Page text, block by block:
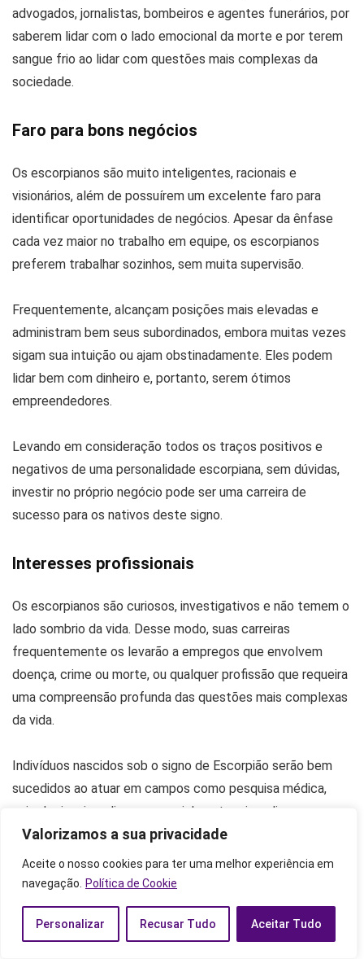
Valorizamos a sua privacidade
Aceite o nosso cookies para ter uma melhor experiência em
navegação.
Política de Cookie
Personalizar Recusar Tudo Aceitar Tudo
advogados, jornalistas, bombeiros e agentes funerários, por
saberem lidar com o lado emocional da morte e por terem
sangue frio ao lidar com questões mais complexas da
sociedade.
Faro para bons negócios
Os escorpianos são muito inteligentes, racionais e
visionários, além de possuírem um excelente faro para
identificar oportunidades de negócios. Apesar da ênfase
cada vez maior no trabalho em equipe, os escorpianos
preferem trabalhar sozinhos, sem muita supervisão.
Frequentemente, alcançam posições mais elevadas e
administram bem seus subordinados, embora muitas vezes
sigam sua intuição ou ajam obstinadamente. Eles podem
lidar bem com dinheiro e, portanto, serem ótimos
empreendedores.
Levando em consideração todos os traços positivos e
negativos de uma personalidade escorpiana, sem dúvidas,
investir no próprio negócio pode ser uma carreira de
sucesso para os nativos deste signo.
Interesses profissionais
Os escorpianos são curiosos, investigativos e não temem o
lado sombrio da vida. Desse modo, suas carreiras
frequentemente os levarão a empregos que envolvem
doença, crime ou morte, ou qualquer profissão que requeira
uma compreensão profunda das questões mais complexas
da vida.
Indivíduos nascidos sob o signo de Escorpião serão bem
sucedidos ao atuar em campos como pesquisa médica,
psicologia e jornalismo, especialmente o jornalismo
investigativo. Eles também podem ter uma carreira
brilhante nas áreas em que terão que administrar negócios.
Atuações como engenheiros, ecologistas, analistas de
mercado, patologistas, soldados e arqueólogos também